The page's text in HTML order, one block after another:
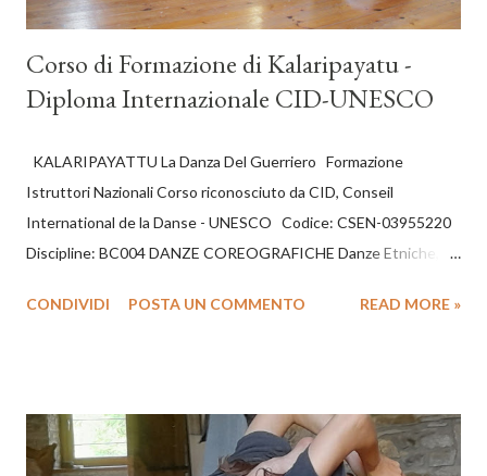
Corso di Formazione di Kalaripayatu -
Diploma Internazionale CID-UNESCO
KALARIPAYATTU La Danza Del Guerriero Formazione
Istruttori Nazionali Corso riconosciuto da CID, Conseil
International de la Danse - UNESCO Codice: CSEN-03955220
Discipline: BC004 DANZE COREOGRAFICHE Danze Etniche,
Dance e danze tradizionali varie. CERTIFICAZIONI Ogni 150
previsti fino a dieci livelli - totale 1500 ore. Dopo il primo biennio,
dopo aver sostenuto un esame teorico-pratico, verranno
CONDIVIDI POSTA UN COMMENTO READ MORE »